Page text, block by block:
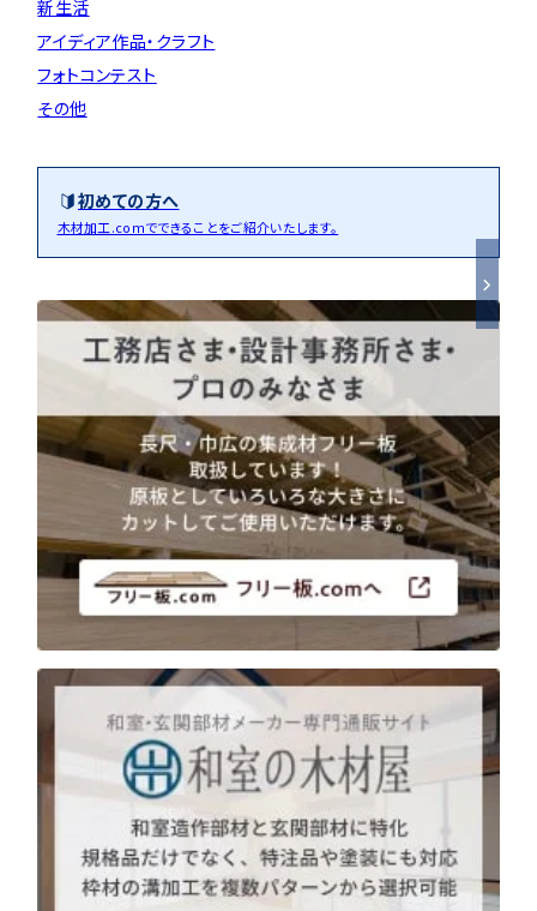
新生活
アイディア作品・クラフト
フォトコンテスト
その他
初めての方へ
木材加工.comでできることをご紹介いたします。